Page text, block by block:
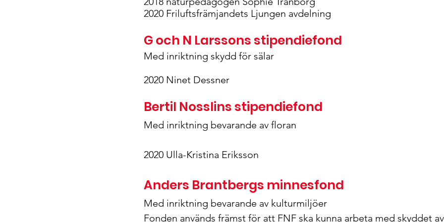
2020 Friluftsfrämjandets Ljungen avdelning
G och N Larssons stipendiefond
Med inriktning skydd för sälar
2020 Ninet Dessner
Bertil Nosslins stipendiefond
Med inriktning bevarande av floran
2020 Ulla-Kristina Eriksson
Anders Brantbergs minnesfond
Med inriktning bevarande av kulturmiljöer
Fonden används främst för att FNF ska kunna arbeta med skyddet